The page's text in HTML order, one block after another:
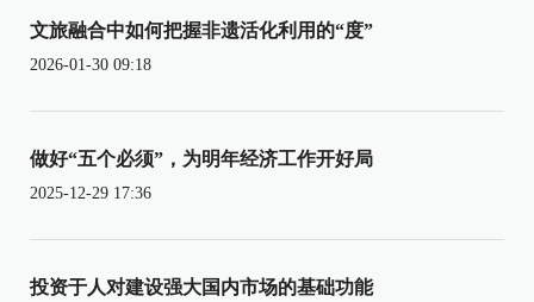
文旅融合中如何把握非遗活化利用的“度”
2026-01-30 09:18
做好“五个必须”，为明年经济工作开好局
2025-12-29 17:36
投资于人对建设强大国内市场的基础功能